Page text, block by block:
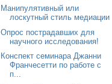
Манипулятивный или
лоскутный стиль медиации
Опрос пострадавших для
научного исследования!
Конспект семинара Джанни
Франчесетти по работе с
п...